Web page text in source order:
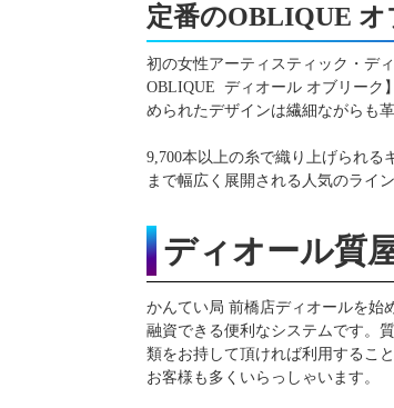
定番のOBLIQUE オ
初の女性アーティスティック・デ
OBLIQUE ディオール オブリーク
められたデザインは繊細ながらも
9,700本以上の糸で織り上げられ
まで幅広く展開される人気のライン
ディオール質
かんてい局 前橋店ディオールを始
融資できる便利なシステムです。
類をお持して頂ければ利用するこ
お客様も多くいらっしゃいます。